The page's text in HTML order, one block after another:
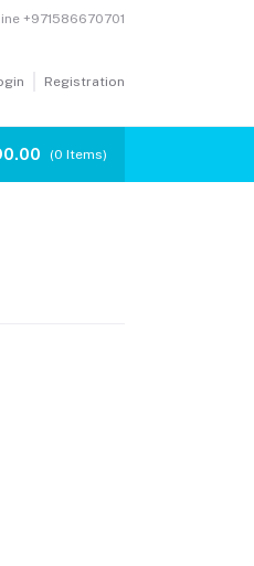
+971586670701
Registration
(0 Items)